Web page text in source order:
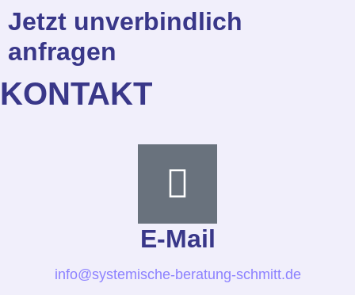
Jetzt unverbindlich
anfragen
KONTAKT
E-Mail
info@systemische-beratung-schmitt.de